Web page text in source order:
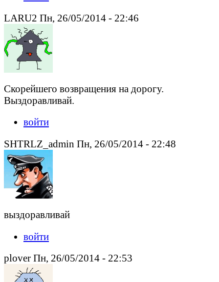
LARU2 Пн, 26/05/2014 - 22:46
Скорейшего возвращения на дорогу.
Выздоравливай.
войти
SHTRLZ_admin Пн, 26/05/2014 - 22:48
выздоравливай
войти
plover Пн, 26/05/2014 - 22:53